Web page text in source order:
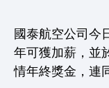
國泰航空公司今
年可獲加薪，並
情年終獎金，連